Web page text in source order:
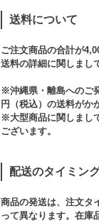
送料について
ご注文商品の合計が
送料の詳細に関しまし
※沖縄県・離島へのご
円（税込）の送料がか
※大型商品に関しまし
ございます。​
配送のタイミン
商品の発送は、注文タ
って異なります。在庫